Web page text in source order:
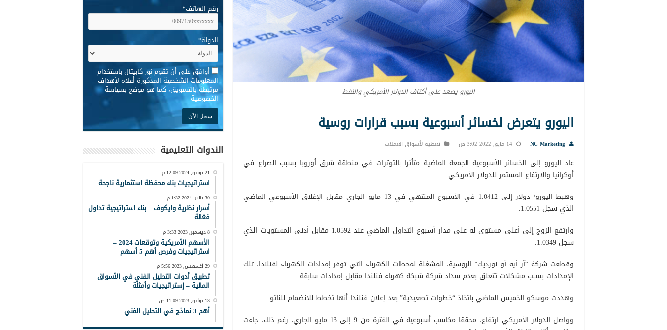
اليورو يصعد على أكتاف الدولار الأمريكي والنفط
اليورو يتعرض لخسائر أسبوعية بسبب قرارات روسية
NC Marketing 14 مايو, 2022 3:02 ص تغطية لأسواق العملات
عاد اليورو إلى الخسائر الأسبوعية الجمعة الماضية متأثرا بالتوترات في منطقة شرق أوروبا بسبب الصراع في
أوكرانيا والارتفاع المستمر للدولار الأمريكي.
وهبط اليورو/ دولار إلى 1.0412 في الأسبوع المنتهي في 13 مايو الجاري مقابل الإغلاق الأسبوعي الماضي
الذي سجل 1.0551.
وارتفع الزوج إلى أعلى مستوى له على مدار أسبوع التداول الماضي عند 1.0592 مقابل أدنى المستويات الذي
سجل 1.0349.
وقطعت شركة “آر أيه أو نورديك” الروسية، المشغلة لمحطات الكهرباء التي توفر إمدادات الكهرباء لفنلندا، تلك
الإمدادات بسبب مشكلات تتعلق بعدم سداد شركة شبكة كهرباء فنلندا مقابل إمدادات سابقة.
وهددت موسكو الخميس الماضي باتخاذ “خطوات تصعيدية” بعد إعلان فنلندا أنها تخطط للانضمام للناتو.
وواصل الدولار الأمريكي ارتفاع، محققا مكاسب أسبوعية في الفترة من 9 إلى 13 مايو الجاري، رغم ذلك، جاءت
رقم الهاتف*
الدولة*
* أوافق على أن تقوم نور كابيتال باستخدام
المعلومات الشخصية المذكورة أعلاه لأهداف
مرتبطة بالتسويق، كما هو موضح بسياسة
الخصوصية
الندوات التعليمية
21 يونيو, 2024 12:09 م
استراتيجيات بناء محفظة استثمارية ناجحة
30 يناير, 2024 1:32 م
أسرار نظرية وايكوف – بناء استراتيجية تداول
فعّالة
8 ديسمبر, 2023 3:33 م
الأسهم الأمريكية وتوقعات 2024 –
استراتيجيات وفرص أهم 5 أسهم
29 أغسطس, 2023 5:56 م
تطبيق أدوات التحليل الفني في الأسواق
المالية – إستراتيجيات وأمثلة
13 يوليو, 2023 11:09 ص
أهم 3 نماذج في التحليل الفني